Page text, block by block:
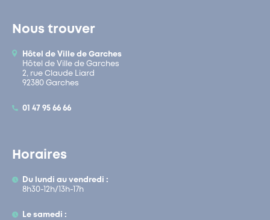
Nous trouver
Hôtel de Ville de Garches
Hôtel de Ville de Garches
2, rue Claude Liard
92380 Garches
01 47 95 66 66
Horaires
Du lundi au vendredi :
8h30-12h/13h-17h
Le samedi :